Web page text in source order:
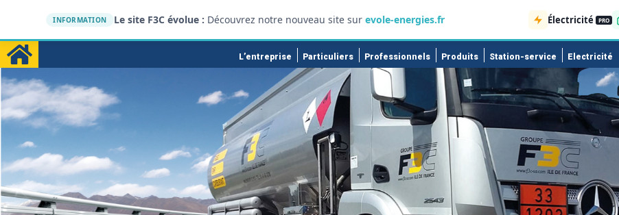
INFORMATION Le site F3C évolue : Découvrez notre nouveau site sur evole-energies.fr Électricité PRO
L’entreprise Particuliers Professionnels Produits Station-service Electricité